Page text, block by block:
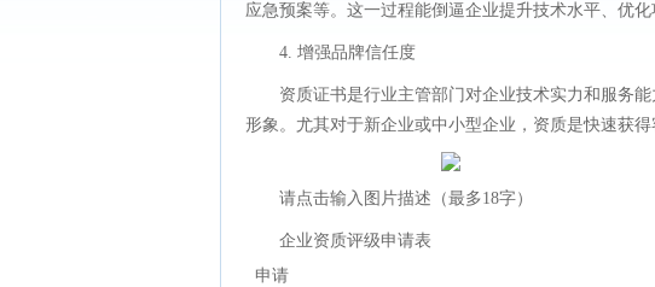
应急预案等。这一过程能倒逼企业提升技术水平、优
4. 增强品牌信任度
资质证书是行业主管部门对企业技术实力和服务
形象。尤其对于新企业或中小型企业，资质是快速获得
请点击输入图片描述（最多18字）
企业资质评级申请表
申请